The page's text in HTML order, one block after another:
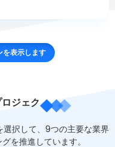
を表示します
ジェク
択して、9つの主要な業界
を推進しています。